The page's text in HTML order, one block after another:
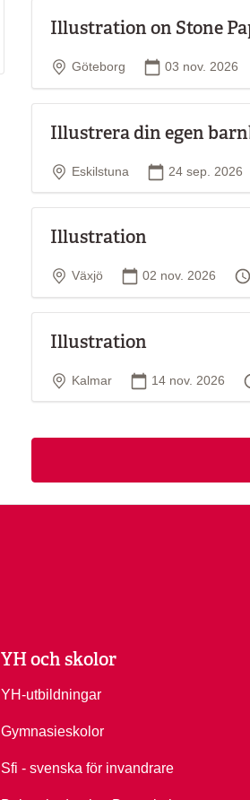
Illustration on Stone
Plats
Göteborg Startdatum
03 nov. 2026
Illustrera din egen
Plats
Eskilstuna Startdatum
24 sep. 2026
Illustration
Plats
Växjö Startdatum
02 nov. 2026
Illustration
Plats
Kalmar Startdatum
14 nov. 2026
YH och skolor
YH-utbildningar
Gymnasieskolor
Sfi - svenska för invandrare